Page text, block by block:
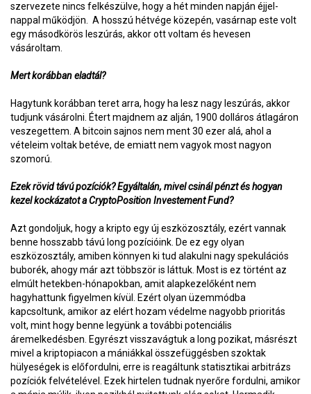
szervezete nincs felkészülve, hogy a hét minden napján éjjel-
nappal működjön. A hosszú hétvége közepén, vasárnap este volt
egy másodkörös leszúrás, akkor ott voltam és hevesen
vásároltam.
Mert korábban eladtál?
Hagytunk korábban teret arra, hogy ha lesz nagy leszúrás, akkor
tudjunk vásárolni. Étert majdnem az alján, 1900 dolláros átlagáron
veszegettem. A bitcoin sajnos nem ment 30 ezer alá, ahol a
vételeim voltak betéve, de emiatt nem vagyok most nagyon
szomorú.
Ezek rövid távú pozíciók? Egyáltalán, mivel csinál pénzt és hogyan
kezel kockázatot a CryptoPosition Investement Fund?
Azt gondoljuk, hogy a kripto egy új eszközosztály, ezért vannak
benne hosszabb távú long pozícióink. De ez egy olyan
eszközosztály, amiben könnyen ki tud alakulni nagy spekulációs
buborék, ahogy már azt többször is láttuk. Most is ez történt az
elmúlt hetekben-hónapokban, amit alapkezelőként nem
hagyhattunk figyelmen kívül. Ezért olyan üzemmódba
kapcsoltunk, amikor az elért hozam védelme nagyobb prioritás
volt, mint hogy benne legyünk a további potenciális
áremelkedésben. Egyrészt visszavágtuk a long pozikat, másrészt
mivel a kriptopiacon a mániákkal összefüggésben szoktak
hülyeségek is előfordulni, erre is reagáltunk statisztikai arbitrázs
pozíciók felvételével. Ezek hirtelen tudnak nyerőre fordulni, amikor